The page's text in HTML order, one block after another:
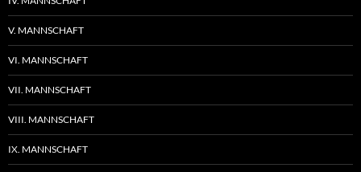
V. MANNSCHAFT
VI. MANNSCHAFT
VII. MANNSCHAFT
VIII. MANNSCHAFT
IX. MANNSCHAFT